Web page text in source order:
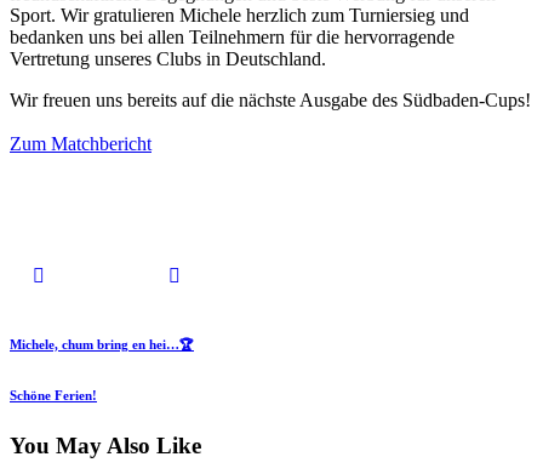
Sport. Wir gratulieren Michele herzlich zum Turniersieg und
bedanken uns bei allen Teilnehmern für die hervorragende
Vertretung unseres Clubs in Deutschland.
Wir freuen uns bereits auf die nächste Ausgabe des Südbaden-Cups!
Zum Matchbericht
Michele, chum bring en hei…🏆
Schöne Ferien!
You May Also Like